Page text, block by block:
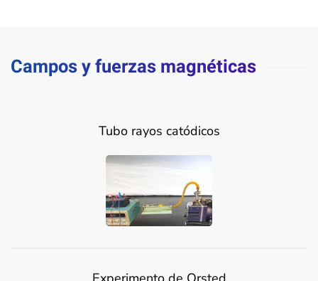
Campos y fuerzas magnéticas
Tubo rayos catódicos